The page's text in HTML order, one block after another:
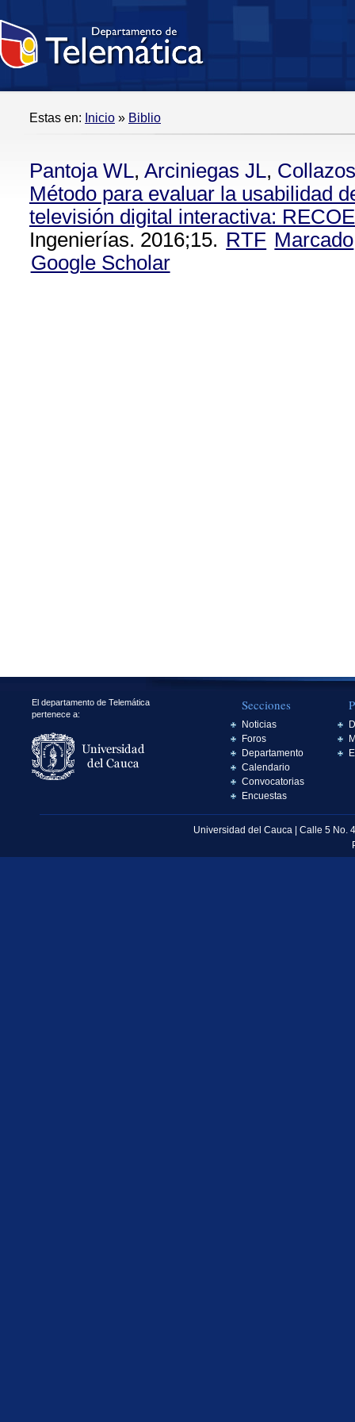
Estas en: Inicio » Biblio
Pantoja WL, Arciniegas JL,
Método para evaluar la usabilidad
televisión digital interactiva:
Ingenierías. 2016;15. RTF Marcado
Google Scholar
El departamento de Telemática
pertenece a:
Secciones
Noticias
Foros
Departamento
Calendario
Convocatorias
Encuestas
Universidad del Cauca | Calle 5 No.